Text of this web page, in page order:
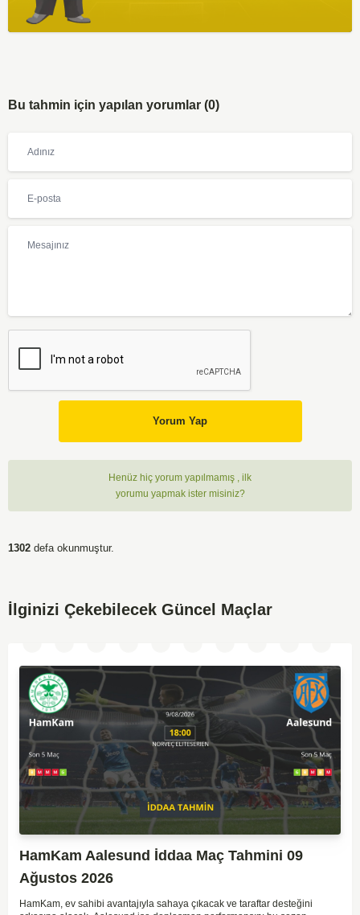
Bu tahmin için yapılan yorumlar (0)
Yorum Yap
Henüz hiç yorum yapılmamış , ilk
yorumu yapmak ister misiniz?
1302 defa okunmuştur.
İlginizi Çekebilecek Güncel Maçlar
HamKam Aalesund İddaa Maç Tahmini 09
Ağustos 2026
HamKam, ev sahibi avantajıyla sahaya çıkacak ve taraftar desteğini